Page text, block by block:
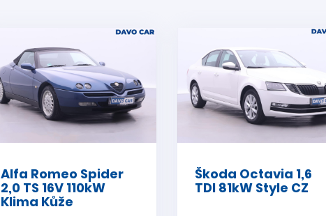
Alfa Romeo Spider
2,0 TS 16V 110kW
Klima Kůže
Škoda Octavia 1,6
TDI 81kW Style CZ